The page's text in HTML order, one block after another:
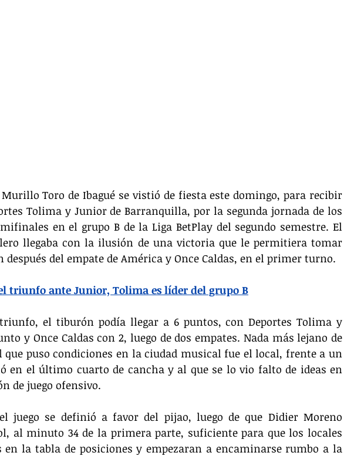
Toro de Ibagué se vistió de fiesta este domingo, para recibir
Tolima y Junior de Barranquilla, por la segunda jornada de los
en el grupo B de la Liga BetPlay del segundo semestre. El
llegaba con la ilusión de una victoria que le permitiera tomar
del empate de América y Once Caldas, en el primer turno.
triunfo ante Junior, Tolima es líder del grupo B
el tiburón podía llegar a 6 puntos, con Deportes Tolima y
y Once Caldas con 2, luego de dos empates. Nada más lejano de
que puso condiciones en la ciudad musical fue el local, frente a un
en el último cuarto de cancha y al que se lo vio falto de ideas en
de juego ofensivo.
juego se definió a favor del pijao, luego de que Didier Moreno
al minuto 34 de la primera parte, suficiente para que los locales
en la tabla de posiciones y empezaran a encaminarse rumbo a la